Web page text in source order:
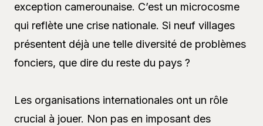
exception camerounaise. C’est un microcosme
qui reflète une crise nationale. Si neuf villages
présentent déjà une telle diversité de problèmes
fonciers, que dire du reste du pays ?
Les organisations internationales ont un rôle
crucial à jouer. Non pas en imposant des